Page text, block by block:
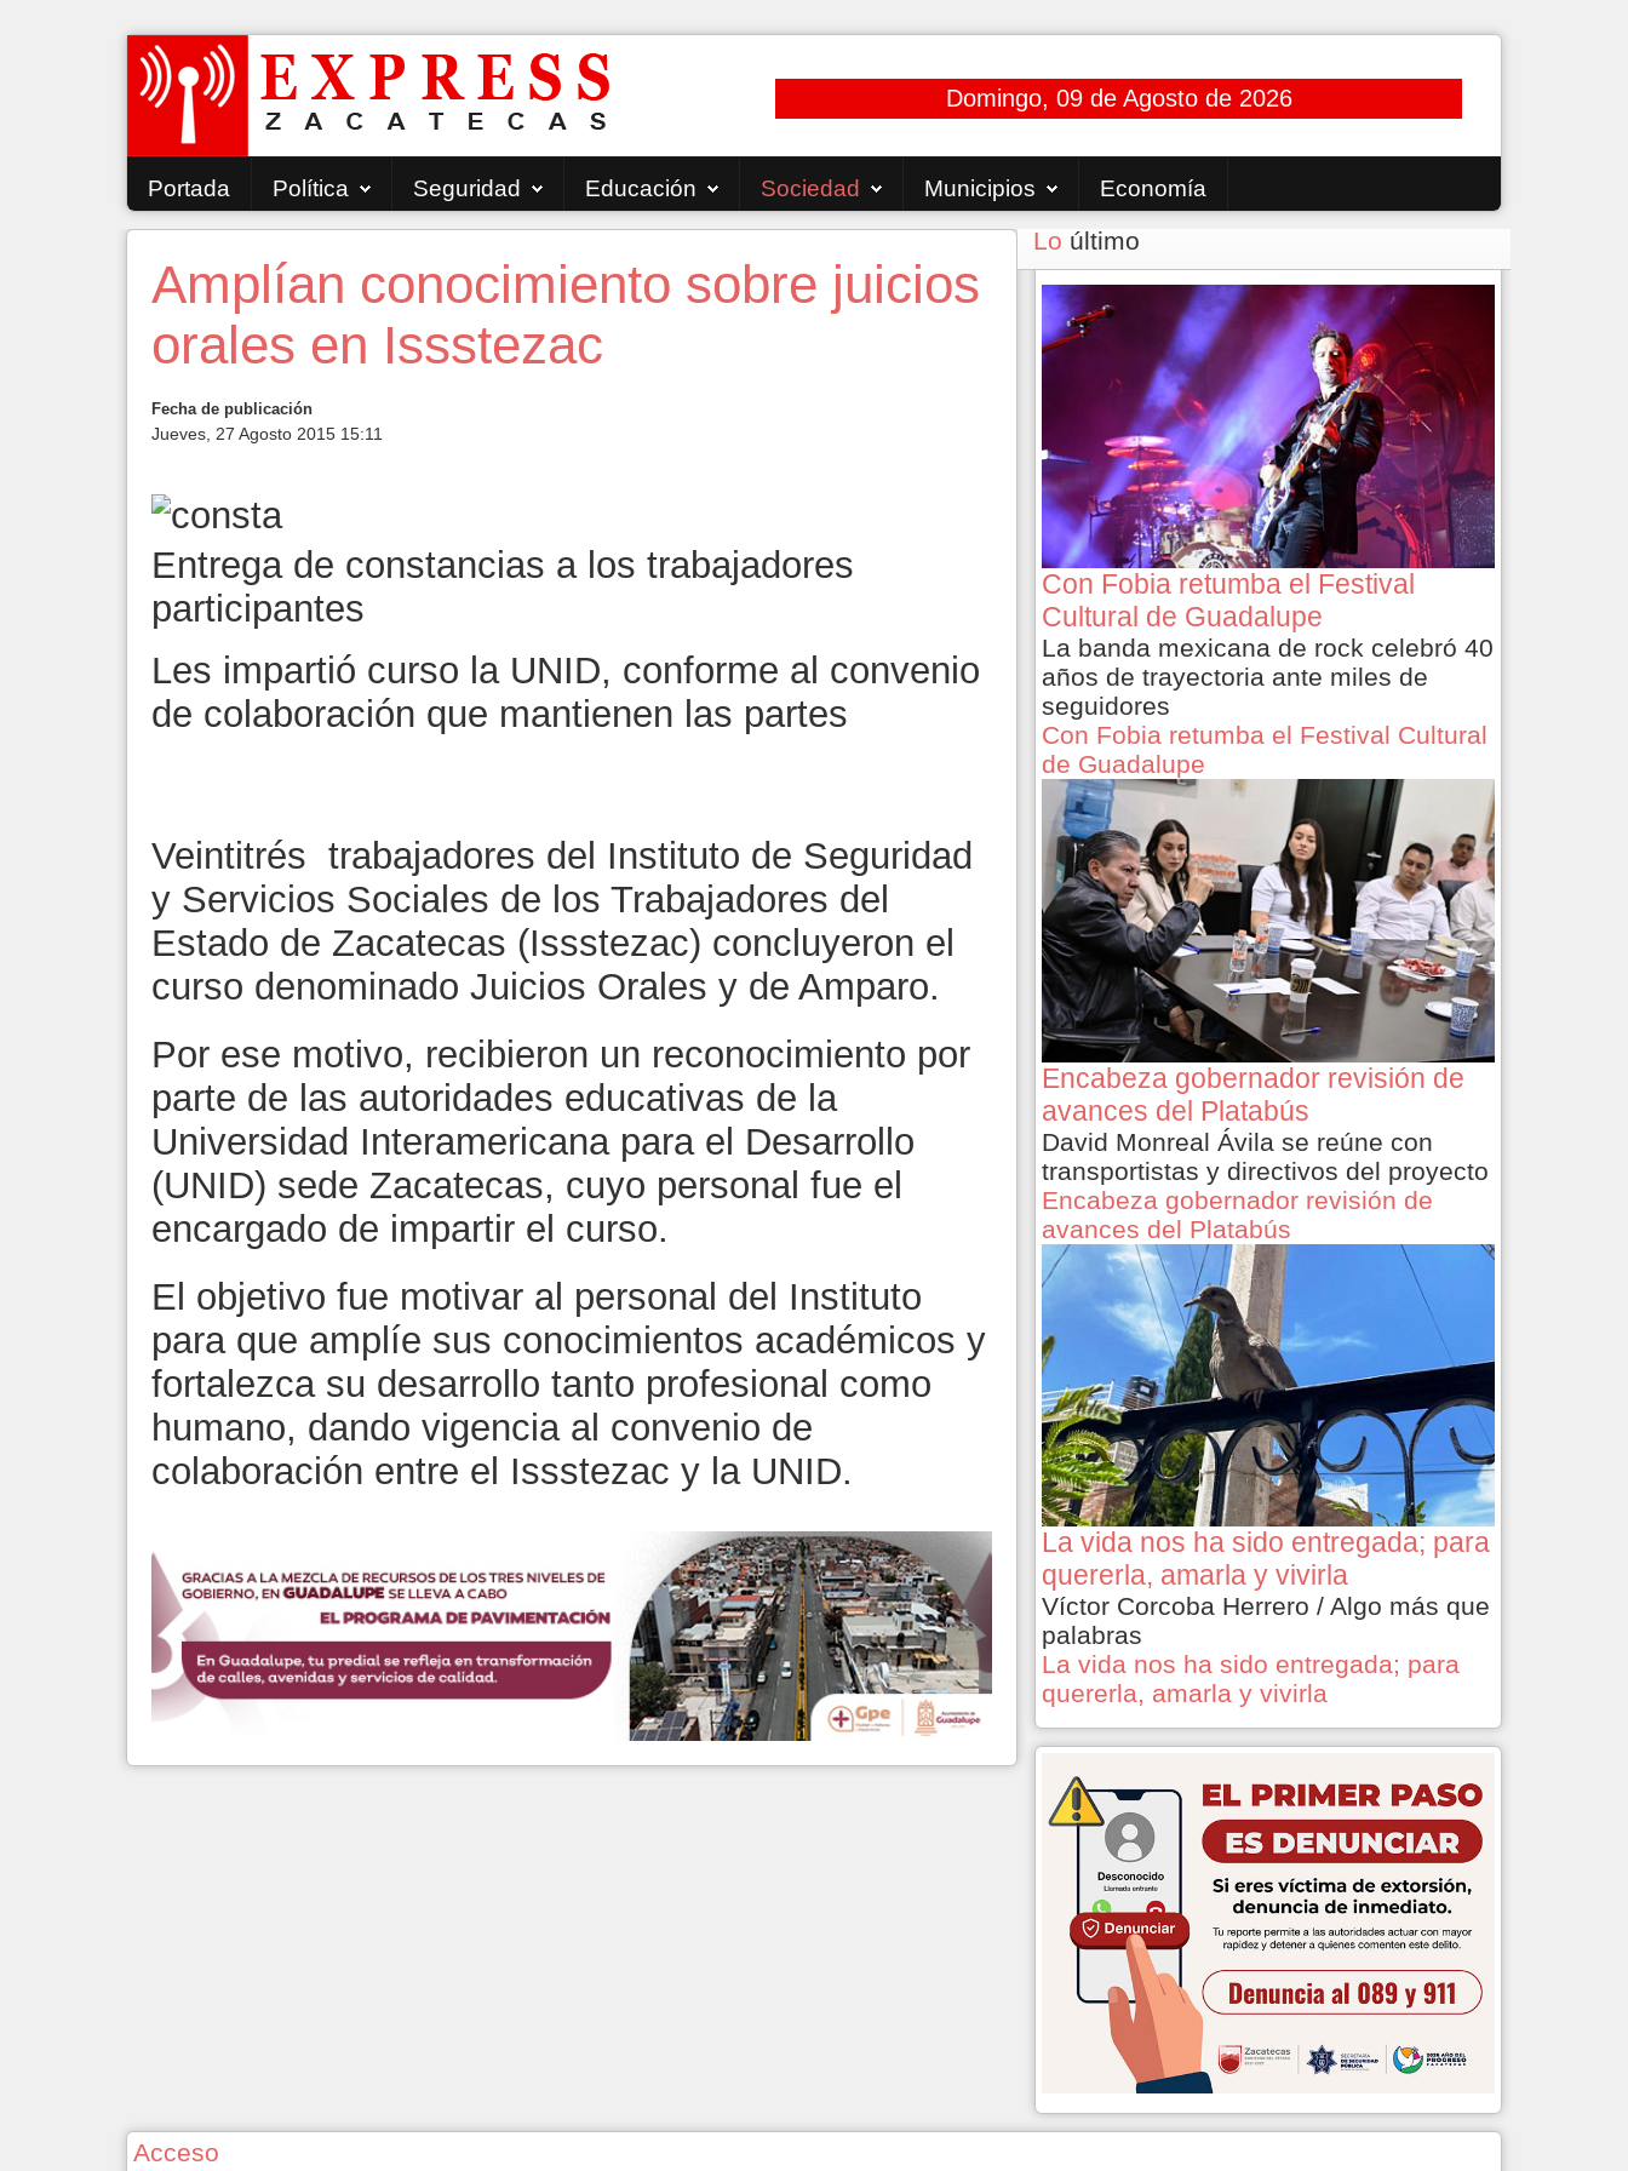
Domingo, 09 de Agosto de 2026
Portada Política Seguridad Educación Sociedad Municipios Economía
Amplían conocimiento sobre juicios
orales en Issstezac
Fecha de publicación
Jueves, 27 Agosto 2015 15:11
Entrega de constancias a los trabajadores
participantes
Les impartió curso la UNID, conforme al convenio
de colaboración que mantienen las partes
Veintitrés trabajadores del Instituto de Seguridad
y Servicios Sociales de los Trabajadores del
Estado de Zacatecas (Issstezac) concluyeron el
curso denominado Juicios Orales y de Amparo.
Por ese motivo, recibieron un reconocimiento por
parte de las autoridades educativas de la
Universidad Interamericana para el Desarrollo
(UNID) sede Zacatecas, cuyo personal fue el
encargado de impartir el curso.
El objetivo fue motivar al personal del Instituto
para que amplíe sus conocimientos académicos y
fortalezca su desarrollo tanto profesional como
humano, dando vigencia al convenio de
colaboración entre el Issstezac y la UNID.
Lo último
Con Fobia retumba el Festival
Cultural de Guadalupe
La banda mexicana de rock celebró 40
años de trayectoria ante miles de
seguidores
Con Fobia retumba el Festival Cultural
de Guadalupe
Encabeza gobernador revisión de
avances del Platabús
David Monreal Ávila se reúne con
transportistas y directivos del proyecto
Encabeza gobernador revisión de
avances del Platabús
La vida nos ha sido entregada; para
quererla, amarla y vivirla
Víctor Corcoba Herrero / Algo más que
palabras
La vida nos ha sido entregada; para
quererla, amarla y vivirla
Acceso